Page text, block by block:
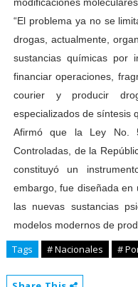
“El problema ya no se
drogas, actualmente,
sustancias químicas por
financiar operaciones,
courier y producir
especializados de síntesis
Afirmó que la Ley No.
Controladas, de la
constituyó un
embargo, fue diseñada en
las nuevas sustancias
modelos modernos de
Tags # Nacionales #